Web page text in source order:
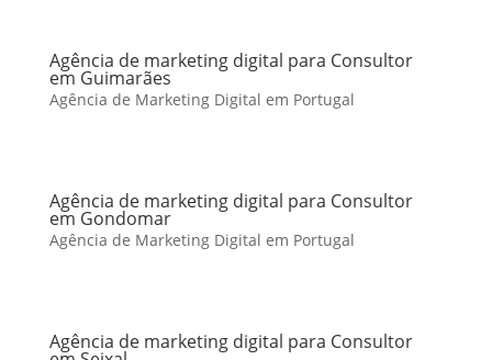
Agência de marketing digital para Consultor
em Guimarães
Agência de Marketing Digital em Portugal
Agência de marketing digital para Consultor
em Gondomar
Agência de Marketing Digital em Portugal
Agência de marketing digital para Consultor